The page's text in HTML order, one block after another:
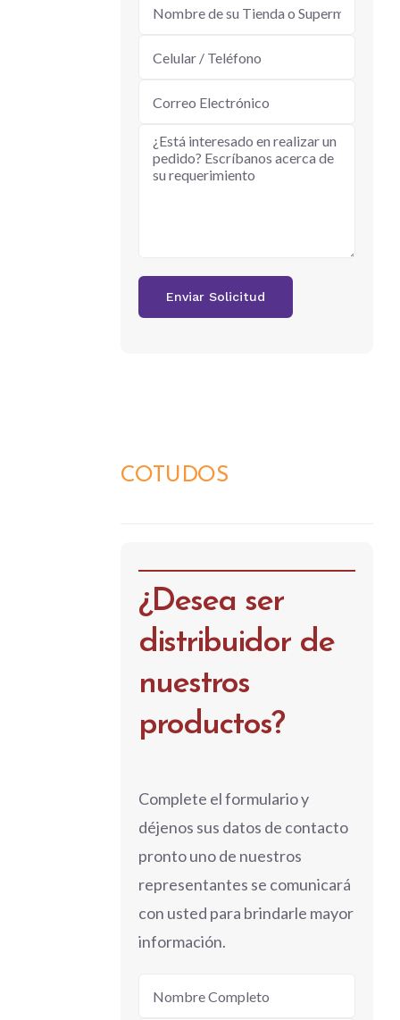
COTUDOS
¿Desea ser
distribuidor de
nuestros
productos?
Complete el formulario y
déjenos sus datos de contacto
pronto uno de nuestros
representantes se comunicará
con usted para brindarle mayor
información.